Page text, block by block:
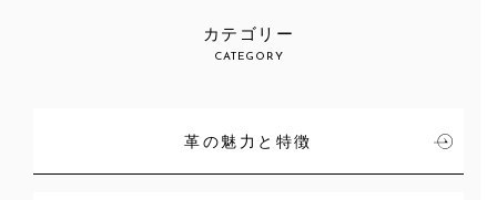
カテゴリー
CATEGORY
革の魅力と特徴